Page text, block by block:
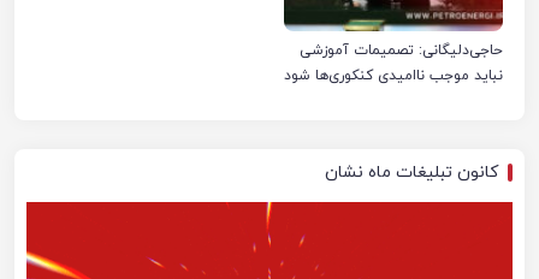
حاجی‌دلیگانی: تصمیمات آموزشی
نباید موجب ناامیدی کنکوری‌ها شود
کانون تبلیغات ماه نشان